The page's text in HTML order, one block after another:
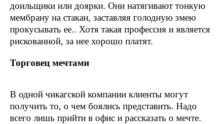
доильщики или доярки. Они натягивают тонкую
мембрану на стакан, заставляя голодную змею
прокусывать ее.. Хотя такая профессия и является
рискованной, за нее хорошо платят.
Торговец мечтами
В одной чикагской компании клиенты могут
получить то, о чем боялись представить. Надо
всего лишь прийти в офис и рассказать о мечте.